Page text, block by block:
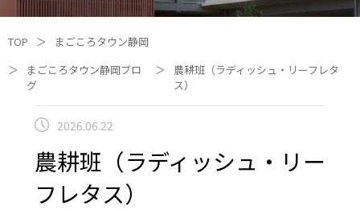
TOP ＞
まごころタウン静岡
＞
まごころタウン静岡ブロ
グ
＞
農耕班（ラディッシュ・リーフレタ
ス）
2026.06.22
農耕班（ラディッシュ・リー
フレタス）